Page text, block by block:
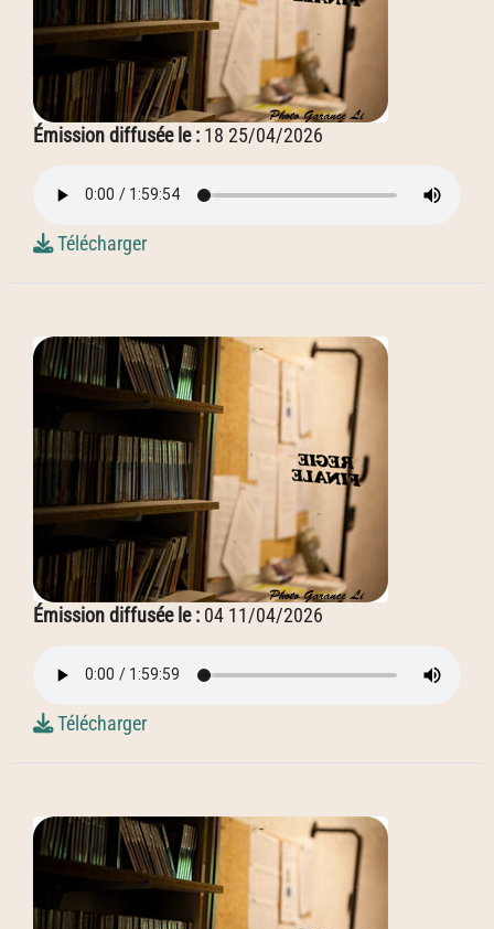
Émission diffusée le : 18 25/04/2026
Télécharger
Émission diffusée le : 04 11/04/2026
Télécharger